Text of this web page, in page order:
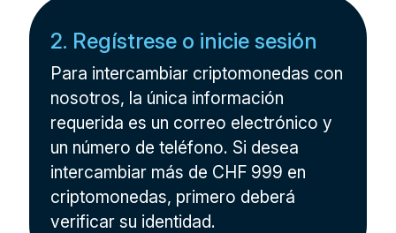
2. Regístrese o inicie sesión
Para intercambiar criptomonedas con
nosotros, la única información
requerida es un correo electrónico y
un número de teléfono. Si desea
intercambiar más de CHF 999 en
criptomonedas, primero deberá
verificar su identidad.